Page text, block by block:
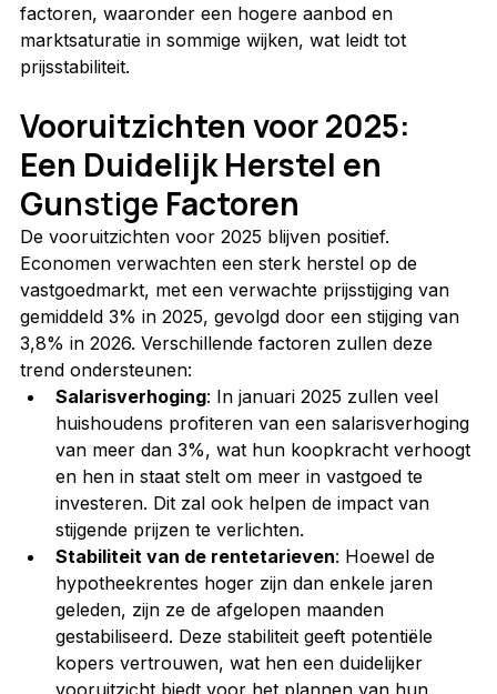
factoren, waaronder een hogere aanbod en
marktsaturatie in sommige wijken, wat leidt tot
prijsstabiliteit.
Vooruitzichten voor 2025:
Een Duidelijk Herstel en
Gunstige Factoren
De vooruitzichten voor 2025 blijven positief.
Economen verwachten een sterk herstel op de
vastgoedmarkt, met een verwachte prijsstijging van
gemiddeld 3% in 2025, gevolgd door een stijging van
3,8% in 2026. Verschillende factoren zullen deze
trend ondersteunen:
Salarisverhoging: In januari 2025 zullen veel
huishoudens profiteren van een salarisverhoging
van meer dan 3%, wat hun koopkracht verhoogt
en hen in staat stelt om meer in vastgoed te
investeren. Dit zal ook helpen de impact van
stijgende prijzen te verlichten.
Stabiliteit van de rentetarieven: Hoewel de
hypotheekrentes hoger zijn dan enkele jaren
geleden, zijn ze de afgelopen maanden
gestabiliseerd. Deze stabiliteit geeft potentiële
kopers vertrouwen, wat hen een duidelijker
vooruitzicht biedt voor het plannen van hun